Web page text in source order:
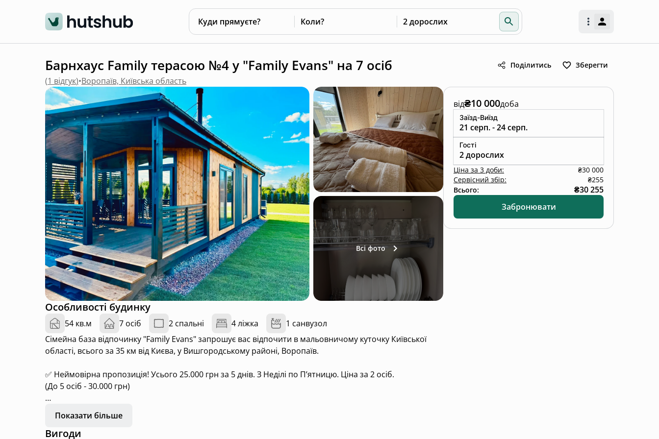
Куди прямуєте? Коли? 2 дорослих
Барнхаус Family терасою №4 у "Family Evans" на 7 осіб Поділитись Зберегти
(1 відгук)•Воропаїв, Київська область
Всі фото
Особливості будинку
54 кв.м 7 осіб 2 спальні 4 ліжка
1 санвузол
Сімейна база відпочинку "Family Evans" запрошує вас відпочити в мальовничому куточку Київської
області, всього за 35 км від Києва, у Вишгородському районі, Воропаїв.
✅ Неймовірна пропозиція! Усього 25.000 грн за 5 днів. З Неділі по Пʼятницю. Ціна за 2 осіб.
(До 5 осіб - 30.000 грн)
Будинок 54м кв з окремою кімнатою + кухня вітальня, тераса та зона BBQ.
В БУДИНКУ Є ВСЕ НЕОБХІДНЕ: Фільтрована питна вода, Холодильник, Плита, Каструлі, сковорідки,
Столові прибори, Чашки, стакани, бокали, Сіль, перець, цукор, Рушники, Комплект білизни, Комплект
Показати більше
Вигоди
від₴10 000доба
Заїзд-Виїзд
21 серп. - 24 серп.
Гості
2 дорослих
Ціна за 3 доби:
₴30 000
Сервісний збір:
₴255
Всього:
₴30 255
Забронювати